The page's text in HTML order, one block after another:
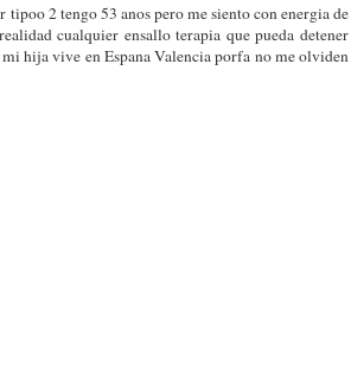
2 tengo 53 anos pero me siento con energia de
cualquier ensallo terapia que pueda detener
hija vive en Espana Valencia porfa no me olviden